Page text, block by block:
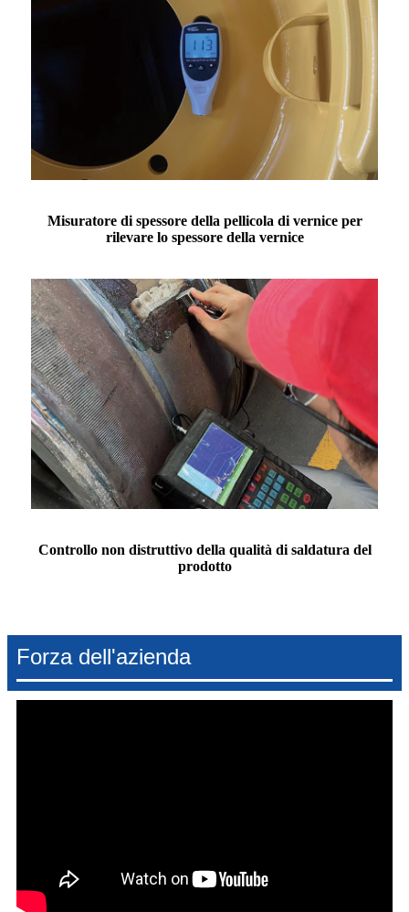
Misuratore di spessore della pellicola di vernice per
rilevare lo spessore della vernice
Controllo non distruttivo della qualità di saldatura del
prodotto
Forza dell'azienda